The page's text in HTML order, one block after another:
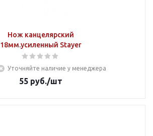
Нож канцелярский
18мм.усиленный Stayer
Уточняйте наличие у менеджера
55руб./шт